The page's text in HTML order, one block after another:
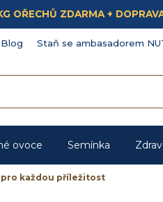
OŘECHŮ ZDARMA +
Blog Staň se ambasadorem
ovoce Semínka
každou příležitost